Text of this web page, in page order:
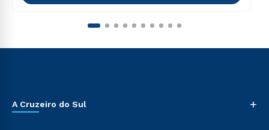
A Cruzeiro do Sul +